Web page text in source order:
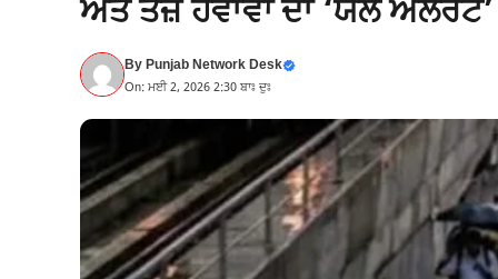
ਅਤੇ ਤੇਜ਼ ਹਵਾਵਾਂ ਦਾ ‘ਯੈਲੋ ਅਲਰਟ’
ByPunjab Network Desk
On: ਮਈ 2, 2026 2:30 ਬਾਃ ਦੁਃ